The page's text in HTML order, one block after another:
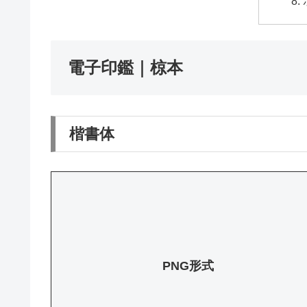
電子印鑑｜椋本
楷書体
PNG形式